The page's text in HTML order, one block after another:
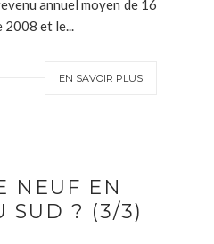
annuel moyen de 16
2008 et le...
EN SAVOIR PLUS
NEUF EN
SUD ? (3/3)